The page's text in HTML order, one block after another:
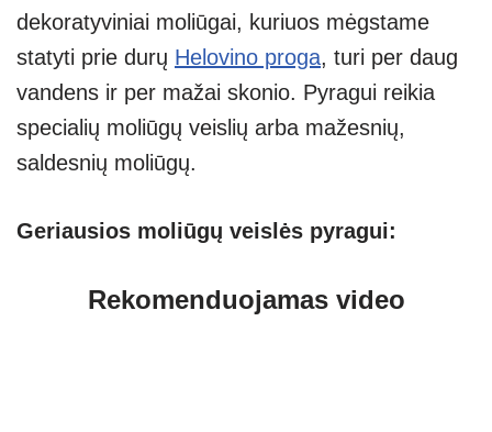
dekoratyviniai moliūgai, kuriuos mėgstame
statyti prie durų Helovino proga, turi per daug
vandens ir per mažai skonio. Pyragui reikia
specialių moliūgų veislių arba mažesnių,
saldesnių moliūgų.
Geriausios moliūgų veislės pyragui:
Rekomenduojamas video